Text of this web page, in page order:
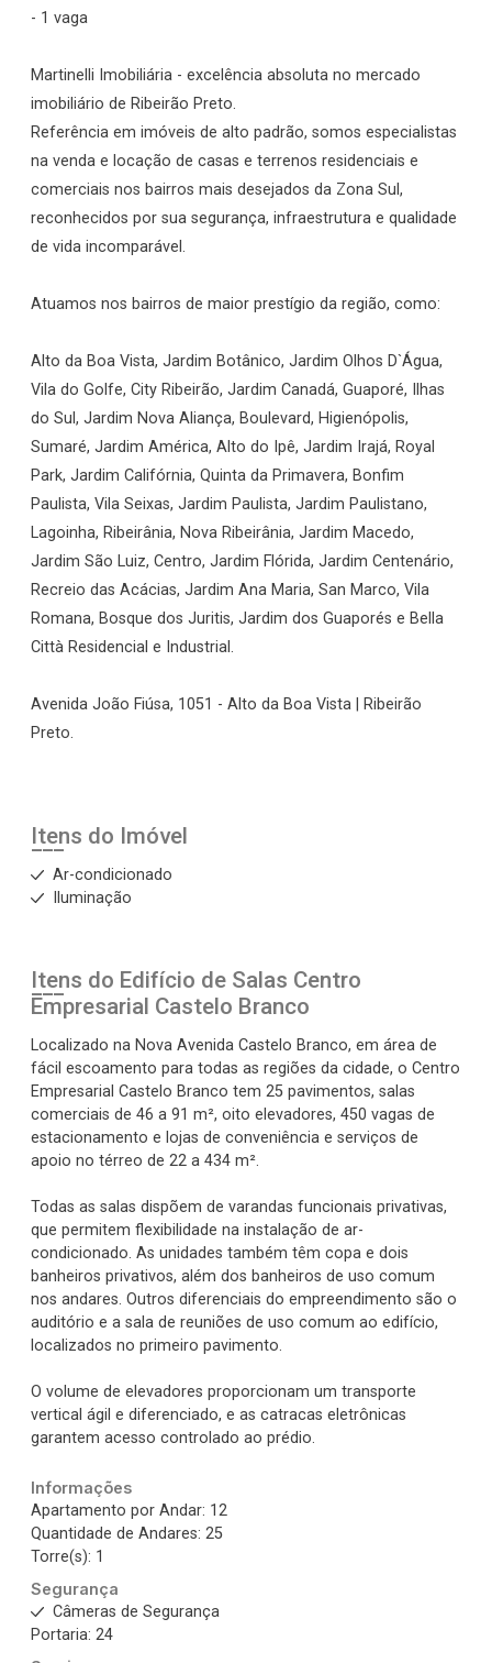
- 1 vaga
Martinelli Imobiliária - excelência absoluta no mercado
imobiliário de Ribeirão Preto.
Referência em imóveis de alto padrão, somos especialistas
na venda e locação de casas e terrenos residenciais e
comerciais nos bairros mais desejados da Zona Sul,
reconhecidos por sua segurança, infraestrutura e qualidade
de vida incomparável.
Atuamos nos bairros de maior prestígio da região, como:
Alto da Boa Vista, Jardim Botânico, Jardim Olhos D`Água,
Vila do Golfe, City Ribeirão, Jardim Canadá, Guaporé, Ilhas
do Sul, Jardim Nova Aliança, Boulevard, Higienópolis,
Sumaré, Jardim América, Alto do Ipê, Jardim Irajá, Royal
Park, Jardim Califórnia, Quinta da Primavera, Bonfim
Paulista, Vila Seixas, Jardim Paulista, Jardim Paulistano,
Lagoinha, Ribeirânia, Nova Ribeirânia, Jardim Macedo,
Jardim São Luiz, Centro, Jardim Flórida, Jardim Centenário,
Recreio das Acácias, Jardim Ana Maria, San Marco, Vila
Romana, Bosque dos Juritis, Jardim dos Guaporés e Bella
Città Residencial e Industrial.
Avenida João Fiúsa, 1051 - Alto da Boa Vista | Ribeirão
Preto.
Itens do Imóvel
Ar-condicionado
Iluminação
Itens do Edifício de Salas Centro
Empresarial Castelo Branco
Localizado na Nova Avenida Castelo Branco, em área de
fácil escoamento para todas as regiões da cidade, o Centro
Empresarial Castelo Branco tem 25 pavimentos, salas
comerciais de 46 a 91 m², oito elevadores, 450 vagas de
estacionamento e lojas de conveniência e serviços de
apoio no térreo de 22 a 434 m².
Todas as salas dispõem de varandas funcionais privativas,
que permitem flexibilidade na instalação de ar-
condicionado. As unidades também têm copa e dois
banheiros privativos, além dos banheiros de uso comum
nos andares. Outros diferenciais do empreendimento são o
auditório e a sala de reuniões de uso comum ao edifício,
localizados no primeiro pavimento.
O volume de elevadores proporcionam um transporte
vertical ágil e diferenciado, e as catracas eletrônicas
garantem acesso controlado ao prédio.
Informações
Apartamento por Andar: 12
Quantidade de Andares: 25
Torre(s): 1
Segurança
Câmeras de Segurança
Portaria: 24